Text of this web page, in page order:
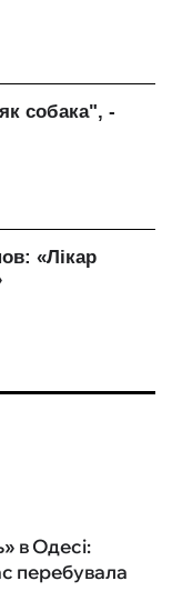
в Одесі:
перебувала